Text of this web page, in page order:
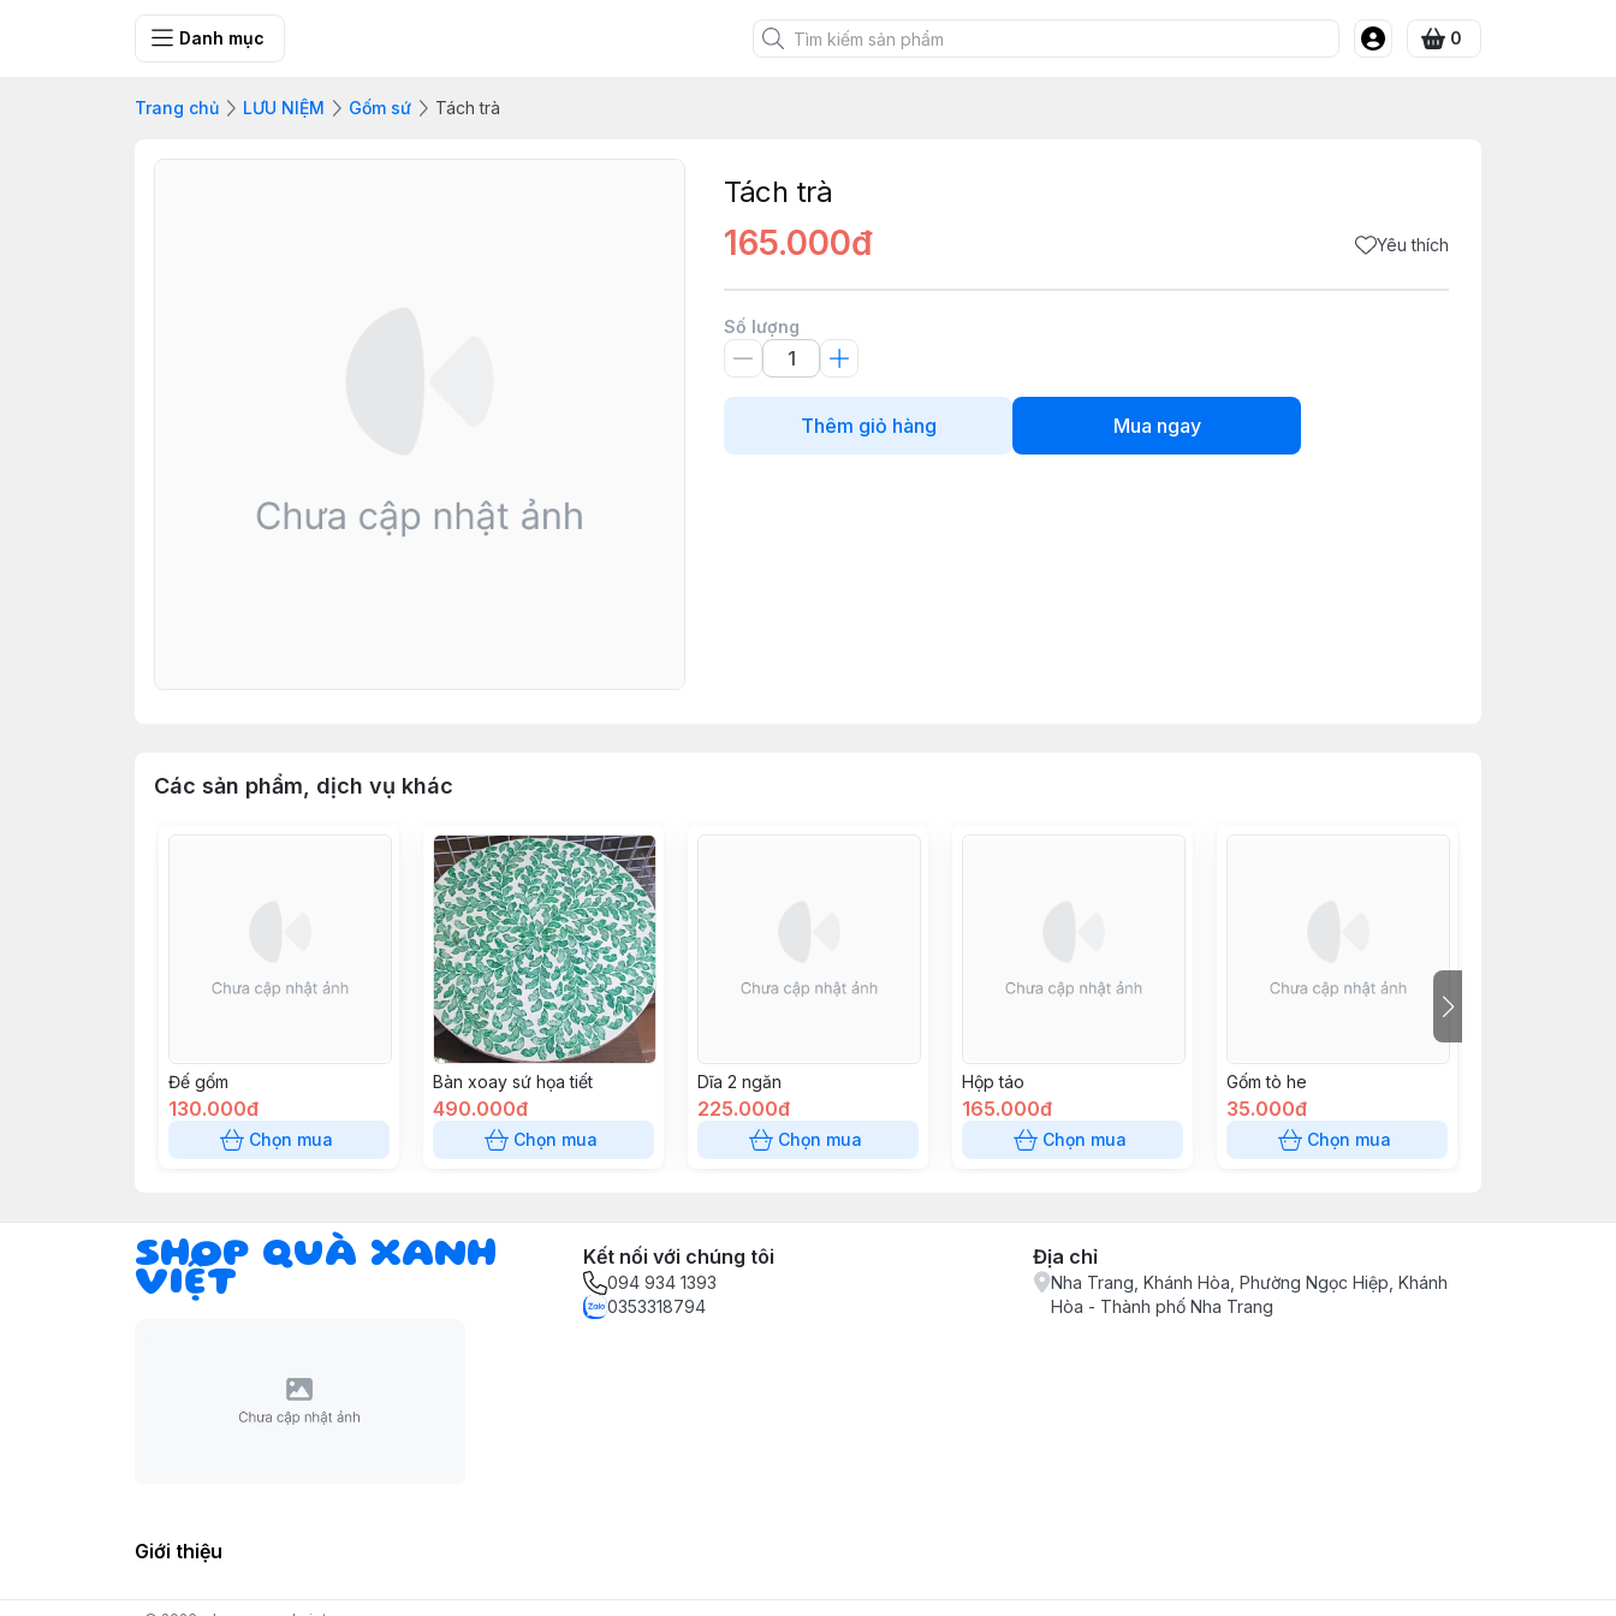
Danh mục 0
Trang chủ LƯU NIỆM Gốm sứ Tách trà
Tách trà
165.000đ Yêu thích
Số lượng
Thêm giỏ hàng Mua ngay
Các sản phẩm, dịch vụ khác
Đế gốm
130.000đ
Chọn mua
Bàn xoay sứ họa tiết
490.000đ
Chọn mua
Dĩa 2 ngăn
225.000đ
Chọn mua
Hộp táo
165.000đ
Chọn mua
Gốm tò he
35.000đ
Chọn mua
SHOP QUÀ XANH
VIỆT
Kết nối với chúng tôi
094 934 1393
0353318794
Địa chỉ
Nha Trang, Khánh Hòa, Phường Ngọc Hiệp, Khánh
Hòa - Thành phố Nha Trang
Giới thiệu